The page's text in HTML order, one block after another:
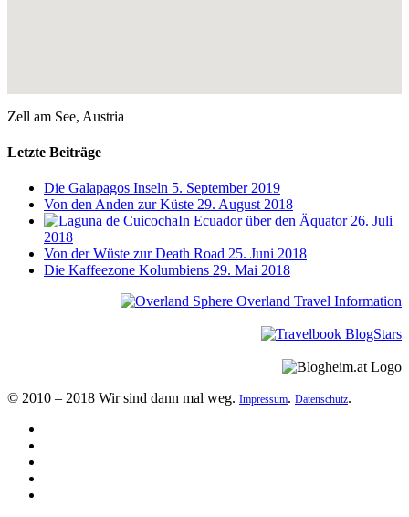
Zell am See, Austria
Letzte Beiträge
Die Galapagos Inseln 5. September 2019
Von den Anden zur Küste 29. August 2018
In Ecuador über den Äquator 26. Juli
2018
Von der Wüste zur Death Road 25. Juni 2018
Die Kaffeezone Kolumbiens 29. Mai 2018
© 2010 – 2018 Wir sind dann mal weg. Impressum. Datenschutz.